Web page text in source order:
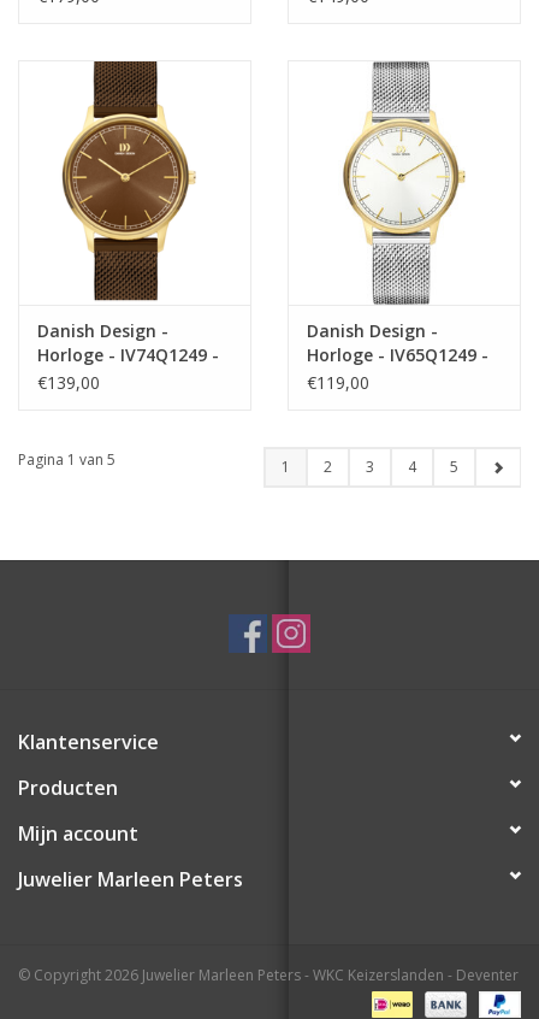
Danish Design -
Horloge - IV74Q1249 -
Vigelsø
€139,00
Danish Design -
Horloge - IV65Q1249 -
Vigelsø
€119,00
Pagina 1 van 5 1 2 3 4 5
Klantenservice
Producten
Mijn account
Juwelier Marleen Peters
© Copyright 2026 Juwelier Marleen Peters - WKC Keizerslanden - Deventer